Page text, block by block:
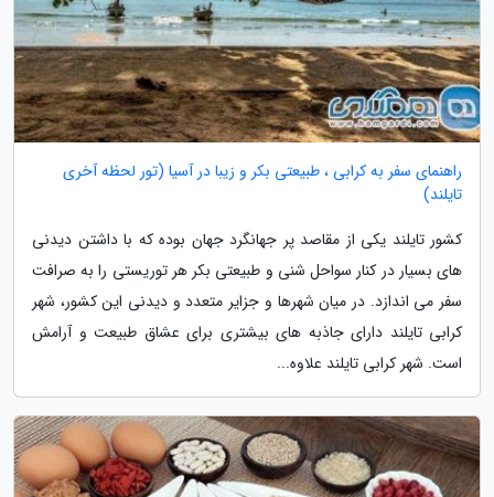
راهنمای سفر به کرابی ، طبیعتی بکر و زیبا در آسیا (تور لحظه آخری
تایلند)
کشور تایلند یکی از مقاصد پر جهانگرد جهان بوده که با داشتن دیدنی
های بسیار در کنار سواحل شنی و طبیعتی بکر هر توریستی را به صرافت
سفر می اندازد. در میان شهرها و جزایر متعدد و دیدنی این کشور، شهر
کرابی تایلند دارای جاذبه های بیشتری برای عشاق طبیعت و آرامش
است. شهر کرابی تایلند علاوه...